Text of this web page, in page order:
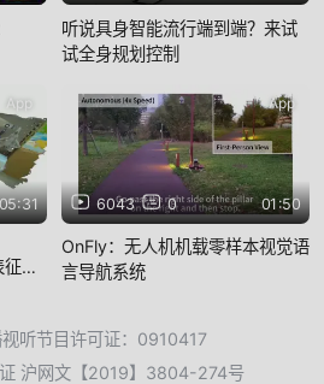
听说具身智能流行端到端？来试
试全身规划控制
App
的
6043 0 01:50
App
OnFly：无人机机载零样本视觉语
言导航系统
听节目许可证：0910417
沪网文【2019】3804-274号